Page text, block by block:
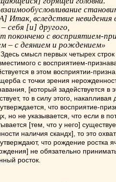
Итак, вследствие невидения
себя [и] другого,
покончено с восприятием-
– с деянием и рождением»
смысл первых четырех
с восприятием-
в этом восприятии-
с точки зрения
[который задействуется
то в силу этого,
что восприятие-
но не указывается, что если в
[тем, что у него]
наличия скандх], то это
что рождение ростка
не обязательно
росток.